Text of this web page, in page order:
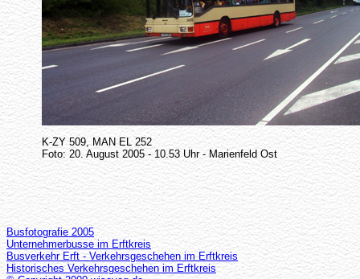
K-ZY 509, MAN EL 252
Foto: 20. August 2005 - 10.53 Uhr - Marienfeld Ost
Busfotografie 2005
Unternehmerbusse im Erftkreis
Busverkehr Erft - Verkehrsgeschehen im Erftkreis
Historisches Verkehrsgeschehen im Erftkreis